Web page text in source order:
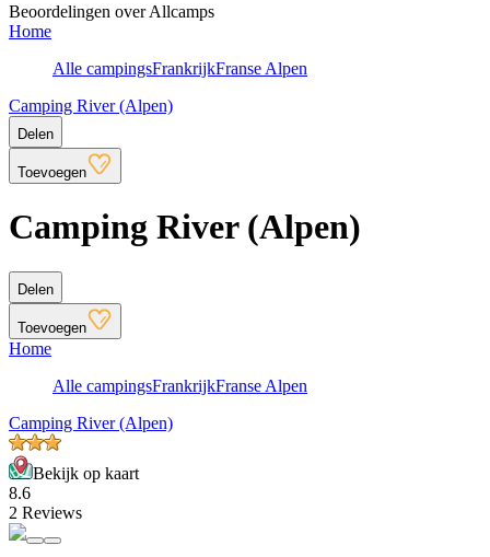
Beoordelingen over Allcamps
Home
Alle campingsFrankrijkFranse Alpen
Camping River (Alpen)
Delen
Toevoegen
Camping River (Alpen)
Delen
Toevoegen
Home
Alle campingsFrankrijkFranse Alpen
Camping River (Alpen)
Bekijk op kaart
8.6
2 Reviews